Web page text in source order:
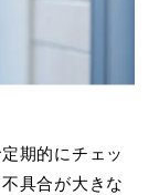
期的にチェッ
具合が大きな